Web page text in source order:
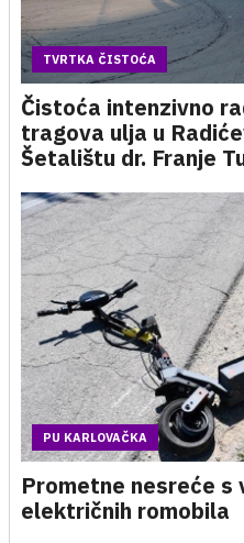
TVRTKA ČISTOĆA
Čistoća intenzivno
tragova ulja u
Šetalištu dr. Franje
PU KARLOVAČKA
Prometne nesreće s
električnih romobila